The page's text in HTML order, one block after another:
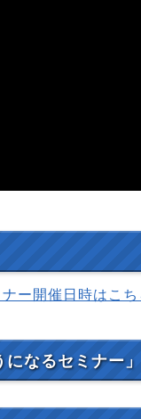
ー開催日時はこち
になるセミナー